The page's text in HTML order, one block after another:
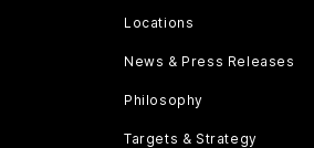
Locations
News & Press Releases
Philosophy
Targets & Strategy